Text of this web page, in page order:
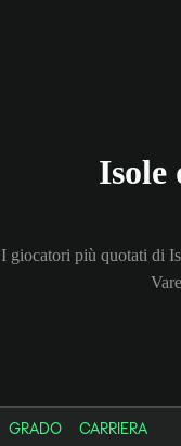
Isole
I giocatori più quotati di
GRADO CARRIERA